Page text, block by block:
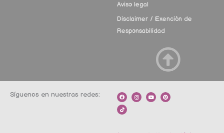
Aviso legal
Disclaimer / Exención de
Responsabilidad
Síguenos en nuestras redes:
F
a
c
e
b
I
n
s
Y
o
u
P
i
n
T
i
k
t
o